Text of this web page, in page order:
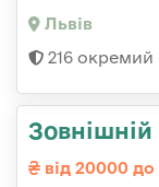
Львів
216
від 20000